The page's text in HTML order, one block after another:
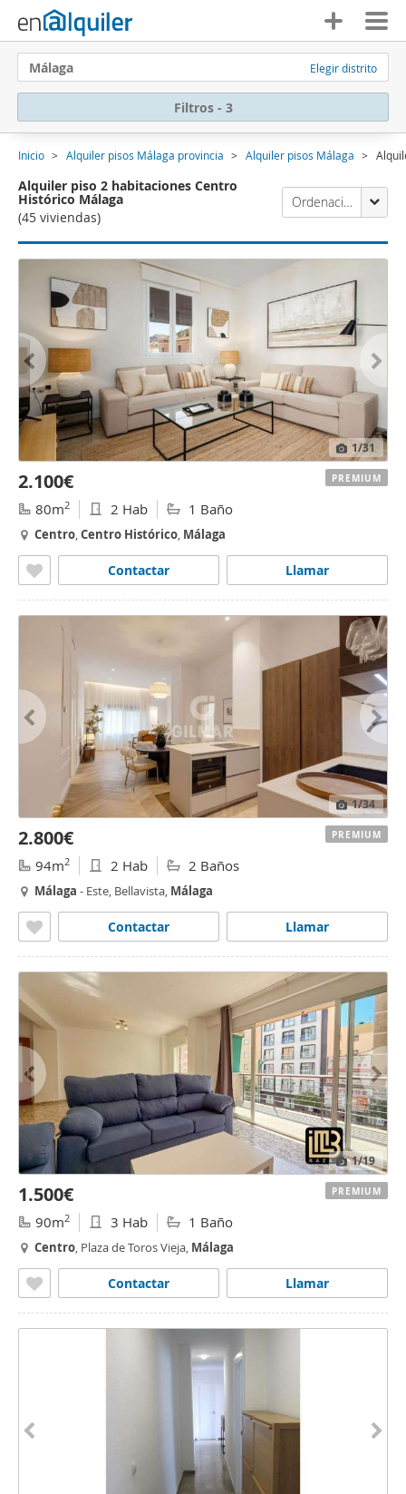
Málaga Elegir distrito
Filtros - 3
Inicio Alquiler pisos Málaga provincia Alquiler pisos Málaga
Alquiler piso 2 habitaciones Centro
Histórico Málaga
(45 viviendas)
Ordenación Enalquiler
1/31
2.100€
80m2 2 Hab 1 Baño
Centro,Centro Histórico, Málaga
Llamar
Contactar
PREMIUM
1/34
2.800€
94m2 2 Hab 2 Baños
Málaga - Este, Bellavista, Málaga
Llamar
Contactar
PREMIUM
1/19
1.500€
90m2 3 Hab 1 Baño
Centro, Plaza de Toros Vieja, Málaga
Llamar
Contactar
PREMIUM